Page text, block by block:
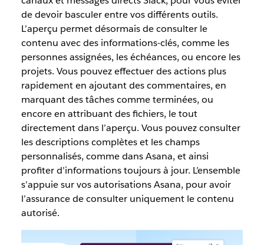
de devoir basculer entre vos différents outils.
L’aperçu permet désormais de consulter le
contenu avec des informations-clés, comme les
personnes assignées, les échéances, ou encore les
projets. Vous pouvez effectuer des actions plus
rapidement en ajoutant des commentaires, en
marquant des tâches comme terminées, ou
encore en attribuant des fichiers, le tout
directement dans l’aperçu. Vous pouvez consulter
les descriptions complètes et les champs
personnalisés, comme dans Asana, et ainsi
profiter d’informations toujours à jour. L’ensemble
s’appuie sur vos autorisations Asana, pour avoir
l’assurance de consulter uniquement le contenu
autorisé.